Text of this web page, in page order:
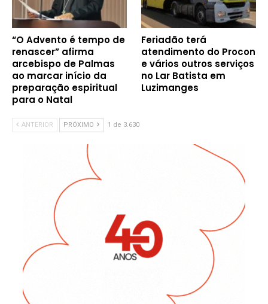
“O Advento é tempo de
renascer” afirma
arcebispo de Palmas
ao marcar início da
preparação espiritual
para o Natal
Feriadão terá
atendimento do Procon
e vários outros serviços
no Lar Batista em
Luzimanges
ANTERIOR PRÓXIMO 1 de 3.630